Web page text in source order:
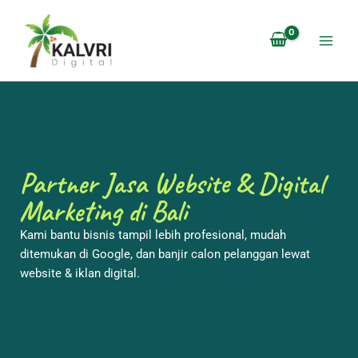
konten
Partner Jasa Website & Digital
Marketing di Bali
Kami bantu bisnis tampil lebih profesional, mudah
ditemukan di Google, dan banjir calon pelanggan lewat
website & iklan digital.